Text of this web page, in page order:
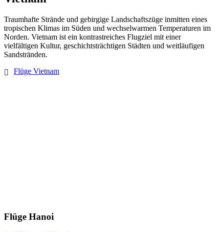
Traumhafte Strände und gebirgige Landschaftszüge inmitten eines
tropischen Klimas im Süden und wechselwarmen Temperaturen im
Norden. Vietnam ist ein kontrastreiches Flugziel mit einer
vielfältigen Kultur, geschichtsträchtigen Städten und weitläufigen
Sandstränden.
Flüge Vietnam
Flüge Hanoi